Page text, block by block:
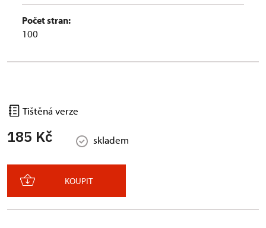
Počet stran:
100
Tištěná verze
185 Kč skladem
KOUPIT